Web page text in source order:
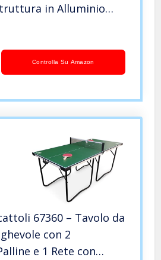
in Alluminio
e Esterno
Controlla Su Amazon
67360 – Tavolo da
con 2
e 1 Rete con